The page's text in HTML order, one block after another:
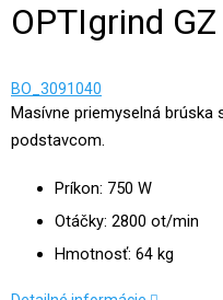
OPTIgrind
BO_3091040
Masívne priemyselná brúska
podstavcom.
Príkon: 750 W
Otáčky: 2800 ot/min
Hmotnosť: 64 kg